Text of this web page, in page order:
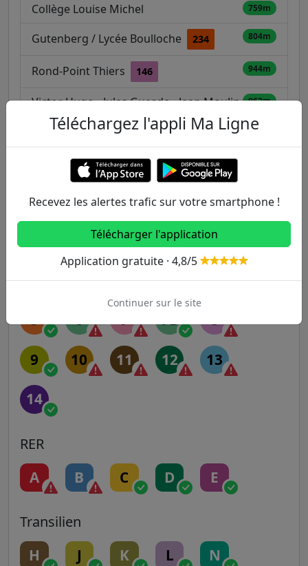
Collège Louise Michel 759m
Gutenberg / Lycée Boulloche 234 804m
Rond-Point Thiers 146 944m
Victor Hugo - Jules Guesde - Jean Moulin
147 234
962m
Les Pavillons-sous-Bois 988m
Autres lignes
Metro
1 2 3 3B 4
5 6 7 7B 8
9 10 11 12 13
14
RER
A B C D E
Transilien
H J K L N
Téléchargez l'appli Ma Ligne
Recevez les alertes trafic sur votre smartphone !
Télécharger l'application
Application gratuite · 4,8/5
Continuer sur le site